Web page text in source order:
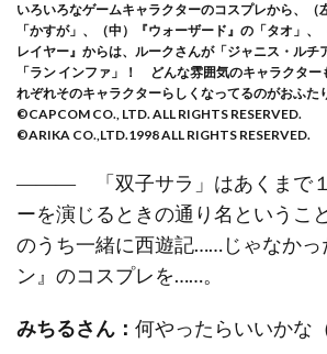
いろいろなゲームキャラクターのコスプレから、（
「かすが」、（中）『ウォーザード』の「タオ」
レイヤー』からは、ルークさんが「ジャニス・ルチ
「ラン インファ」！ どんな雰囲気のキャラクタ
れぞれそのキャラクターらしくなってるのがおふた
©CAPCOM CO., LTD. ALL RIGHTS RESERVED.
©ARIKA CO.,LTD.1998 ALL RIGHTS RESERVED.
――― 「双子サラ」はあくまで１
ーを演じるときの通り名というこ
のうち一緒に西遊記……じゃなかっ
ン』のコスプレを……。
みちるさん： 何やったらいいかな